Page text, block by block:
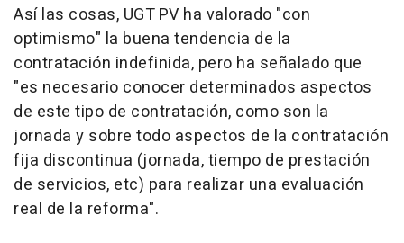
Así las cosas, UGT PV ha valorado "con
optimismo" la buena tendencia de la
contratación indefinida, pero ha señalado que
"es necesario conocer determinados aspectos
de este tipo de contratación, como son la
jornada y sobre todo aspectos de la contratación
fija discontinua (jornada, tiempo de prestación
de servicios, etc) para realizar una evaluación
real de la reforma".